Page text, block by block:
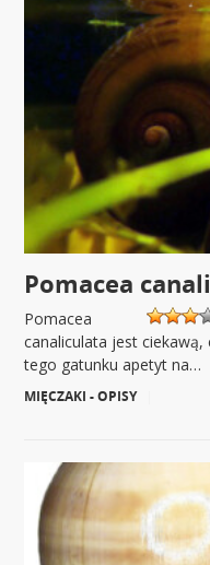
Pomacea
Pomacea
canaliculata jest
tego gatunku apetyt na…
MIĘCZAKI - OPISY